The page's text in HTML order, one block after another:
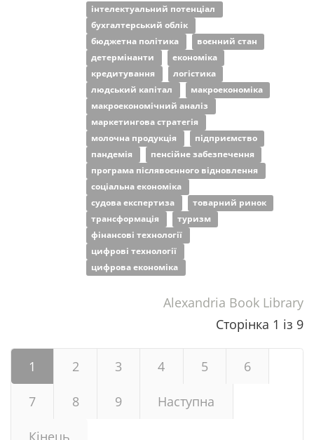
інтелектуальний потенціал
бухгалтерський облік
бюджетна політика
воєнний стан
детермінанти
економіка
кредитування
логістика
людський капітал
макроекономіка
макроекономічний аналіз
маркетингова стратегія
молочна продукція
підприємство
пандемія
пенсійне забезпечення
програма післявоєнного відновлення
соціальна економіка
судова експертиза
товарний ринок
трансформація
туризм
фінансові технології
цифрові технології
цифрова економіка
Alexandria Book Library
Сторінка 1 із 9
1 2 3 4 5 6
7 8 9 Наступна
Кінець